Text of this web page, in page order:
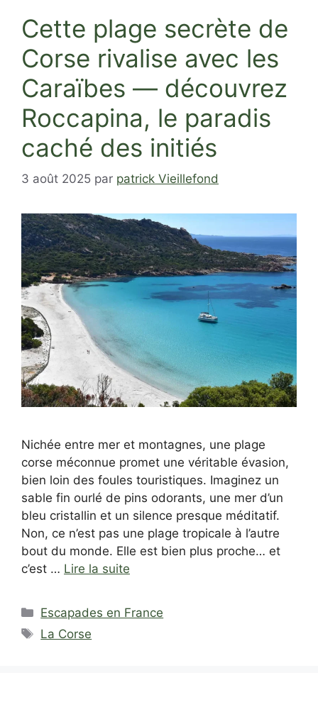
Cette plage secrète de
Corse rivalise avec les
Caraïbes — découvrez
Roccapina, le paradis
caché des initiés
3 août 2025 par patrick Vieillefond
Nichée entre mer et montagnes, une plage
corse méconnue promet une véritable évasion,
bien loin des foules touristiques. Imaginez un
sable fin ourlé de pins odorants, une mer d’un
bleu cristallin et un silence presque méditatif.
Non, ce n’est pas une plage tropicale à l’autre
bout du monde. Elle est bien plus proche… et
c’est … Lire la suite
Catégories
Escapades en France
Étiquettes
La Corse